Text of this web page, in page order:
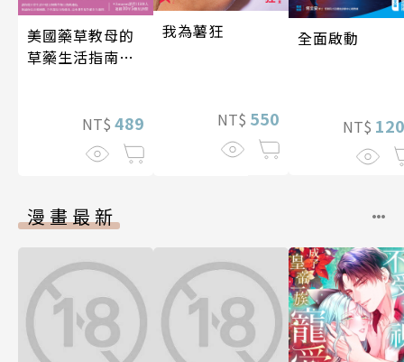
美國藥草教母的
草藥生活指南
NT$ 489
我為薯狂
NT$ 550
全面啟動
NT$
漫畫最新